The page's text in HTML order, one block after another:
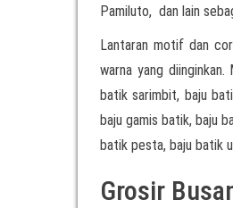
Pamiluto, dan lain
Lantaran motif dan
warna yang
batik sarimbit, baju
baju gamis batik, baju
batik pesta, baju batik
Grosir